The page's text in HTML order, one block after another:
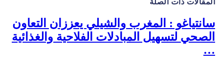
المقالات ذات الصلة
سانتياغو : المغرب والشيلي يعززان التعاون
الصحي لتسهيل المبادلات الفلاحية والغذائية
…